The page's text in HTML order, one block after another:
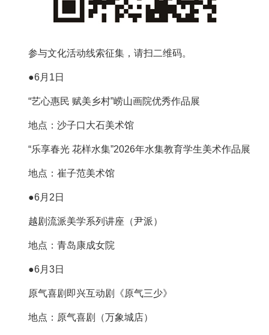
参与文化活动线索征集，请扫二维码。
●6月1日
“艺心惠民 赋美乡村”崂山画院优秀作品展
地点：沙子口大石美术馆
“乐享春光 花样水集”2026年水集教育学生美术作品展
地点：崔子范美术馆
●6月2日
越剧流派美学系列讲座（尹派）
地点：青岛康成女院
●6月3日
原气喜剧即兴互动剧《原气三少》
地点：原气喜剧（万象城店）